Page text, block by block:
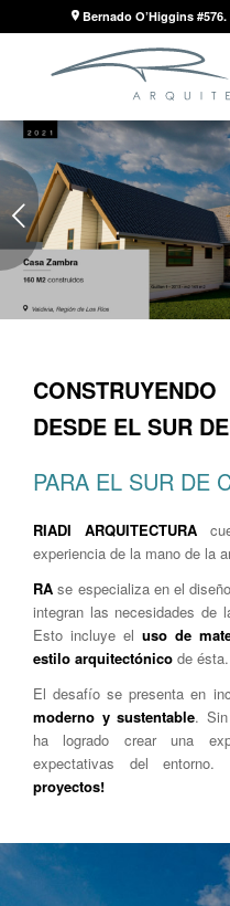
Bernado O’Higgins
CONSTRUYENDO
DESDE EL SUR
PARA EL SUR DE
RIADI ARQUITECTURA
experiencia de la mano de la
RA se especializa en el
integran las necesidades de
Esto incluye el uso de
estilo arquitectónico de ésta.
El desafío se presenta en
moderno y sustentable. Sin
ha logrado crear una
expectativas del entorno.
proyectos!